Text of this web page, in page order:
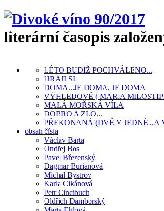
literární časopis
LÉTO BUDIŽ POCHVÁLENO...
HRAJI SI
DOMA...JE DOMA, JE DOMA
VÝHLEDOVĚ ( MARIA
MALÁ MOŘSKÁ VÍLA
DOBRO A ZLO...
PŘEKONANÁ (DVĚ V JEDNÉ...A
obsah čísla
Václav Bárta
Ondřej Bos
Pavel Březenský
Dagmar Burianová
Michal Bystrov
Karla Cikánová
Petr Cincibuch
Oldřich Damborský